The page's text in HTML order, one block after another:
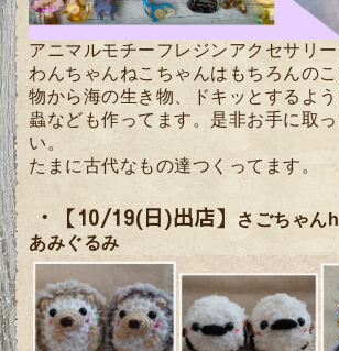
アニマルモチーフレジンアクセサリー
わんちゃんねこちゃんはもちろんの
物から海の生き物、ドキッとするよ
蟲なども作ってます。是非お手に取
い。
たまに古代なもの達つくってます。
・【10/19(日)出店】
さごちゃん
あみぐるみ